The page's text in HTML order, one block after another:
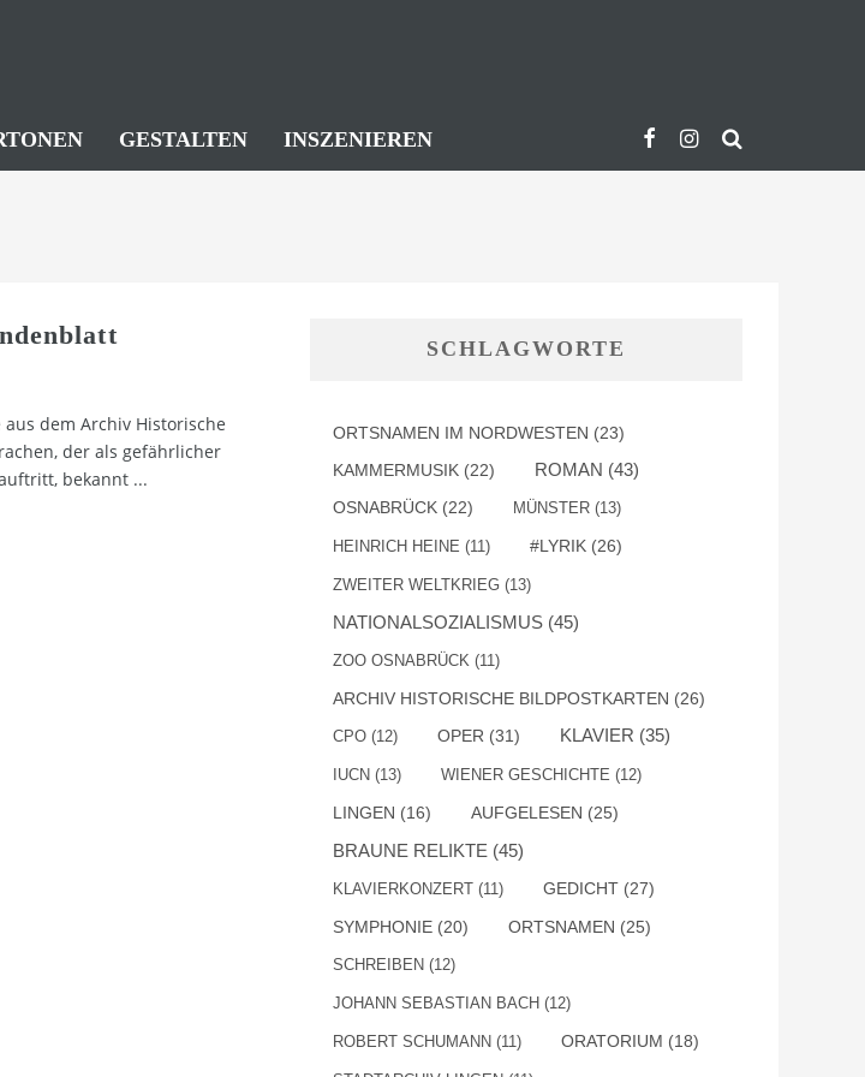
GESTALTEN INSZENIEREN
dem Archiv Historische
der als gefährlicher
bekannt ...
SCHLAGWORTE
ORTSNAMEN IM NORDWESTEN (23)
KAMMERMUSIK (22) ROMAN (43)
OSNABRÜCK (22) MÜNSTER (13)
HEINRICH HEINE (11) #LYRIK (26)
ZWEITER WELTKRIEG (13)
NATIONALSOZIALISMUS (45)
ZOO OSNABRÜCK (11)
ARCHIV HISTORISCHE BILDPOSTKARTEN (26)
CPO (12) OPER (31) KLAVIER (35)
IUCN (13) WIENER GESCHICHTE (12)
LINGEN (16) AUFGELESEN (25)
BRAUNE RELIKTE (45)
KLAVIERKONZERT (11) GEDICHT (27)
SYMPHONIE (20) ORTSNAMEN (25)
SCHREIBEN (12)
JOHANN SEBASTIAN BACH (12)
ROBERT SCHUMANN (11) ORATORIUM (18)